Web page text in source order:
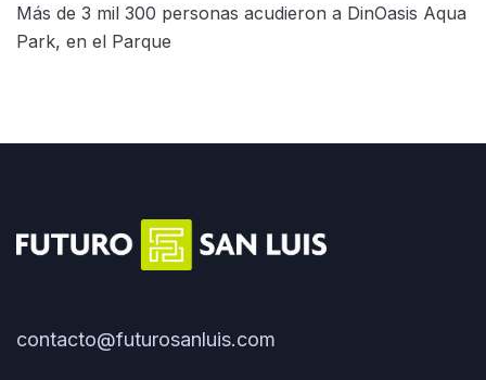
Más de 3 mil 300 personas acudieron a DinOasis Aqua
Park, en el Parque
contacto@futurosanluis.com